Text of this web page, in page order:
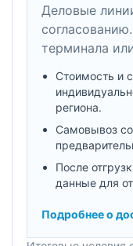
Деловые
терминала
Стоимость и
региона.
Самовывоз
После
данные для
Подробнее о